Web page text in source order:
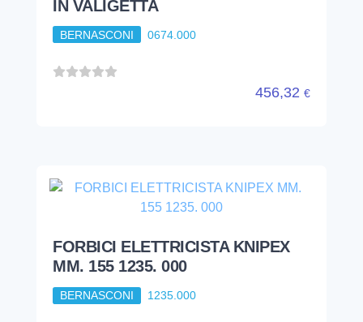
IN VALIGETTA
BERNASCONI 0674.000
456,32 €
FORBICI ELETTRICISTA KNIPEX
MM. 155 1235. 000
BERNASCONI 1235.000